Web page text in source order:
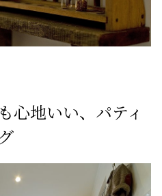
心地いい、パティ